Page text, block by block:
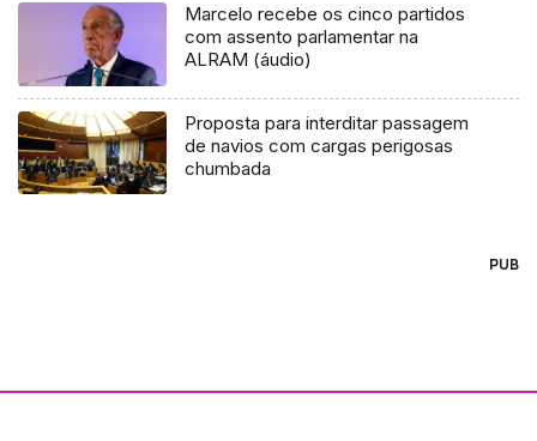
Marcelo recebe os cinco partidos
com assento parlamentar na
ALRAM (áudio)
Proposta para interditar passagem
de navios com cargas perigosas
chumbada
PUB